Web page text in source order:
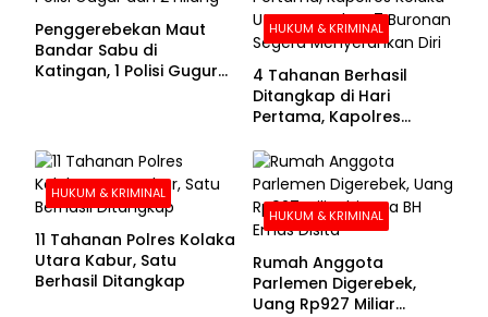
Penggerebekan Maut
Bandar Sabu di
Katingan, 1 Polisi Gugur
HUKUM & KRIMINAL
4 Tahanan Berhasil
Ditangkap di Hari
Pertama, Kapolres
Buronan Segera
Menyerahkan Diri
HUKUM & KRIMINAL
11 Tahanan Polres Kolaka
Utara Kabur, Satu
Berhasil Ditangkap
HUKUM & KRIMINAL
Rumah Anggota
Parlemen Digerebek,
Uang Rp927 Miliar